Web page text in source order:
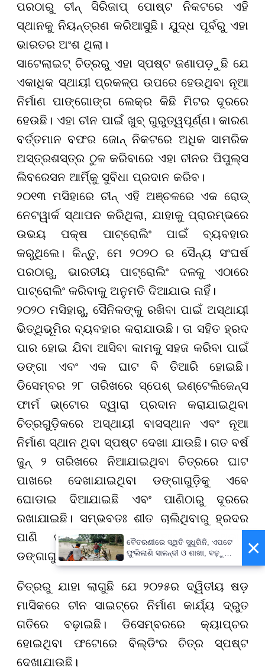
ପରଠାରୁ ଚୀନ୍ ସିରିଜାପ୍ ପୋଷ୍ଟ ନିକଟରେ ଏହି
ସ୍ଥାନକୁ ନିୟନ୍ତ୍ରଣ କରିଆସୁଛି। ଯୁଦ୍ଧ ପୂର୍ବରୁ ଏହା
ଭାରତର ଅଂଶ ଥିଲା।
ସାଟେଲାଇଟ୍ ଚିତ୍ରରୁ ଏହା ସ୍ପଷ୍ଟ ଜଣାପଡ଼ୁଛି ଯେ
ଏକାଧିକ ସ୍ଥାୟୀ ପ୍ରକଳ୍ପ ଉପରେ ହେଉଥିବା ନୂଆ
ନିର୍ମାଣ ପାଙ୍ଗୋଙ୍ଗ ଲେକ୍ର କିଛି ମିଟର ଦୂରରେ
ହେଉଛି। ଏହା ଚୀନ ପାଇଁ ଖୁବ୍ ଗୁରୁତ୍ୱପୂର୍ଣ୍ଣ। କାରଣ
ବର୍ତ୍ତମାନ ବଫର ଜୋନ୍ ନିକଟରେ ଅଧିକ ସାମରିକ
ଅସ୍ତ୍ରଶସ୍ତ୍ର ଠୁଳ କରିବାରେ ଏହା ଚୀନର ପିପୁଲ୍ସ
ଲିବରେସନ ଆର୍ମି୍କୁ ସୁବିଧା ପ୍ରଦାନ କରିବ।
୨୦୧୩ ମସିହାରେ ଚୀନ୍ ଏହି ଅଞ୍ଚଳରେ ଏକ ରୋଡ୍
ନେଟୱାର୍କ ସ୍ଥାପନ କରିଥିଲା, ଯାହାକୁ ପ୍ରାରମ୍ଭରେ
ଉଭୟ ପକ୍ଷ ପାଟ୍ରୋଲିଂ ପାଇଁ ବ୍ୟବହାର
କରୁଥିଲେ। କିନ୍ତୁ, ମେ ୨୦୨୦ ର ସୈନ୍ୟ ସଂଘର୍ଷ
ପରଠାରୁ, ଭାରତୀୟ ପାଟ୍ରୋଲିଂ ଦଳକୁ ଏଠାରେ
ପାଟ୍ରୋଲିଂ କରିବାକୁ ଅନୁମତି ଦିଆଯାଉ ନାହିଁ।
୨୦୨୦ ମସିହାରୁ, ସୈନିକଙ୍କୁ ରଖିବା ପାଇଁ ଅସ୍ଥାୟୀ
ଭିତ୍ଥିଭୂମିର ବ୍ୟବହାର କରାଯାଉଛି। ତା ସହିତ ହ୍ରଦ
ପାର ହୋଇ ଯିବା ଆସିବା କାମକୁ ସହଜ କରିବା ପାଇଁ
ଡଙ୍ଗା ଏବଂ ଏକ ଘାଟ ବି ତିଆରି ହୋଇଛି।
ଡିସେମ୍ବର ୨୮ ତାରିଖରେ ସ୍ପେଶ୍ ଇଣ୍ଟେଲିଜେନ୍ସ
ଫାର୍ମ ଭା୍ଟୋର ଦ୍ୱାରା ପ୍ରଦାନ କରାଯାଇଥିବା
ଚିତ୍ରଗୁଡ଼ିକରେ ଅସ୍ଥାୟୀ ବାସସ୍ଥାନ ଏବଂ ନୂଆ
ନିର୍ମାଣ ସ୍ଥାନ ଥିବା ସ୍ପଷ୍ଟ ଦେଖା ଯାଉଛି। ଗତ ବର୍ଷ
ଜୁନ୍ ୨ ତାରିଖରେ ନିଆଯାଇଥିବା ଚିତ୍ରରେ ଘାଟ
ପାଖରେ ଦେଖାଯାଇଥିବା ଡଙ୍ଗାଗୁଡ଼ିକୁ ଏବେ
ଘୋଡାଇ ଦିଆଯାଇଛି ଏବଂ ପାଣିଠାରୁ ଦୂରରେ
ରଖାଯାଇଛି। ସମ୍ଭବତଃ ଶୀତ ଚାଲିଥିବାରୁ ହ୍ରଦର
ପାଣି ଜମାଟ ବାନ୍ଧିବାର ଆଶଙ୍କା ଥିବାରୁ
ଡଙ୍ଗାଗୁଡ଼ିକୁ ଦୂରେଇ ରଖାଯାଇଛି।
ଚିତ୍ରରୁ ଯାହା ଲାଗୁଛି ଯେ ୨୦୨୫ର ଦ୍ୱିତୀୟ ଷଡ଼
ମାସିକରେ ଚୀନ ସାଇଟ୍ରେ ନିର୍ମାଣ କାର୍ଯ୍ୟ ଦ୍ରୁତ
ଗତିରେ ବଢ଼ାଇଛି। ଡିସେମ୍ବରରେ କ୍ୟାପ୍ଚର
ହୋଇଥିବା ଫଟୋରେ ବିଲ୍ଡିଂର ଚିତ୍ର ସ୍ପଷ୍ଟ
ଦେଖାଯାଉଛି।
×
ବୈତରଣୀରେ ସ୍ଥିତି ସୁଧୁରିନି, ଏପଟେ
ଫୁଲିଲାଣି ସାଳନ୍ଦୀ ଓ ଶାଖା, ବଢ଼ୁଛି